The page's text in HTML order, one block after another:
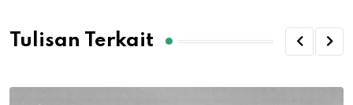
Tulisan Terkait